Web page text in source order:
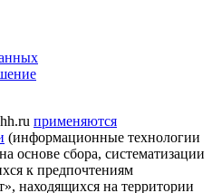
применяются
(информационные технологии
основе сбора, систематизации
к предпочтениям
находящихся на территории